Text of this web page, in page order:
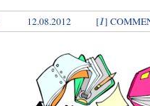
12.08.2012 [1]